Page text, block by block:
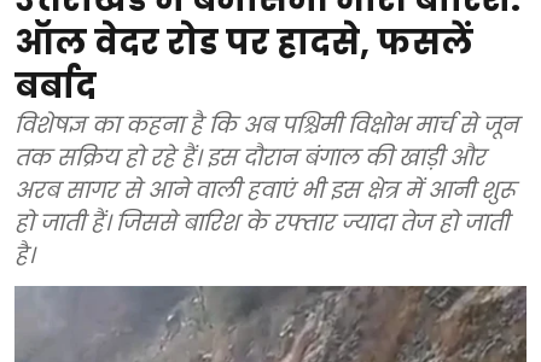
ऑल वेदर रोड पर हादसे, फसलें
बर्बाद
विशेषज्ञ का कहना है कि अब पश्चिमी विक्षोभ मार्च से जून
तक सक्रिय हो रहे हैं। इस दौरान बंगाल की खाड़ी और
अरब सागर से आने वाली हवाएं भी इस क्षेत्र में आनी शुरू
हो जाती हैं। जिससे बारिश के रफ्तार ज्यादा तेज हो जाती
है।